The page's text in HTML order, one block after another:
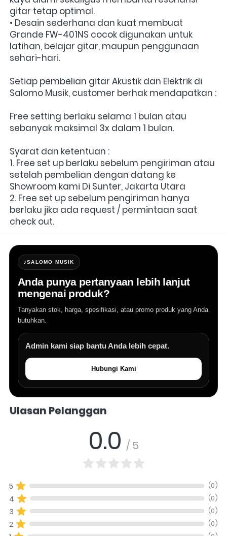
gitar tetap optimal.
• Desain sederhana dan kuat membuat
Grande FW-401NS cocok digunakan untuk
latihan, belajar gitar, maupun penggunaan
sehari-hari.
Setiap pembelian gitar Akustik dan Elektrik di
Salomo Musik, customer berhak mendapatkan :
Free setting berlaku selama 1 bulan atau
sebanyak maksimal 3x dalam 1 bulan.
Syarat dan ketentuan :
1. Free set up berlaku sebelum pengiriman atau
setelah pembelian dengan datang ke
Showroom kami Di Sunter, Jakarta Utara
2. Free set up sebelum pengiriman hanya
berlaku jika ada request / permintaan saat
check out.
♪SALOMO MUSIK
Anda punya pertanyaan lebih lanjut
mengenai produk?
Tanyakan stok, harga, spesifikasi, atau promo produk yang Anda
butuhkan.
Admin kami siap bantu Anda lebih cepat.
Hubungi Kami
Ulasan Pelanggan
0.0 / 5
5 (0)
4 (0)
3 (0)
2 (0)